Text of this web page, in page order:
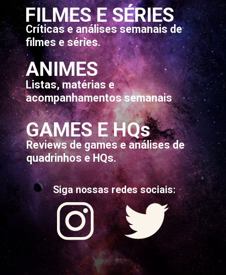
FILMES E SÉRIES
Críticas e análises semanais de
filmes e séries.
ANIMES
Listas, matérias e
acompanhamentos semanais
GAMES E HQs
Reviews de games e análises de
quadrinhos e HQs.
Siga nossas redes sociais: